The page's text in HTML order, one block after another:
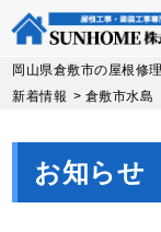
Skip岡山県倉敷市の屋根修
新着情報 > 倉敷市水
お知らせ